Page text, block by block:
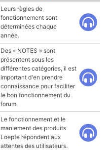
Leurs règles de
fonctionnement sont
déterminées chaque
année.
Des « NOTES » sont
présentent sous les
différentes catégories, il est
important d'en prendre
connaissance pour faciliter
le bon fonctionnement du
forum.
Le fonctionnement et le
maniement des produits
Loepfe répondent aux
attentes des utilisateurs.